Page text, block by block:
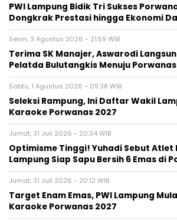
PWI Lampung Bidik Tri Sukses
Dongkrak Prestasi hingga Ekonomi
Senin, 3 Agustus 2026 - 21:59 WIB
Terima SK Manajer, Aswarodi
Pelatda Bulutangkis Menuju
Sabtu, 1 Agustus 2026 - 09:38 WIB
Seleksi Rampung, Ini Daftar Wakil
Karaoke Porwanas 2027
Jumat, 31 Juli 2026 - 20:34 WIB
Optimisme Tinggi! Yuhadi Sebut Atlet
Lampung Siap Sapu Bersih 6 Emas di
Jumat, 31 Juli 2026 - 20:12 WIB
Target Enam Emas, PWI Lampung
Karaoke Porwanas 2027